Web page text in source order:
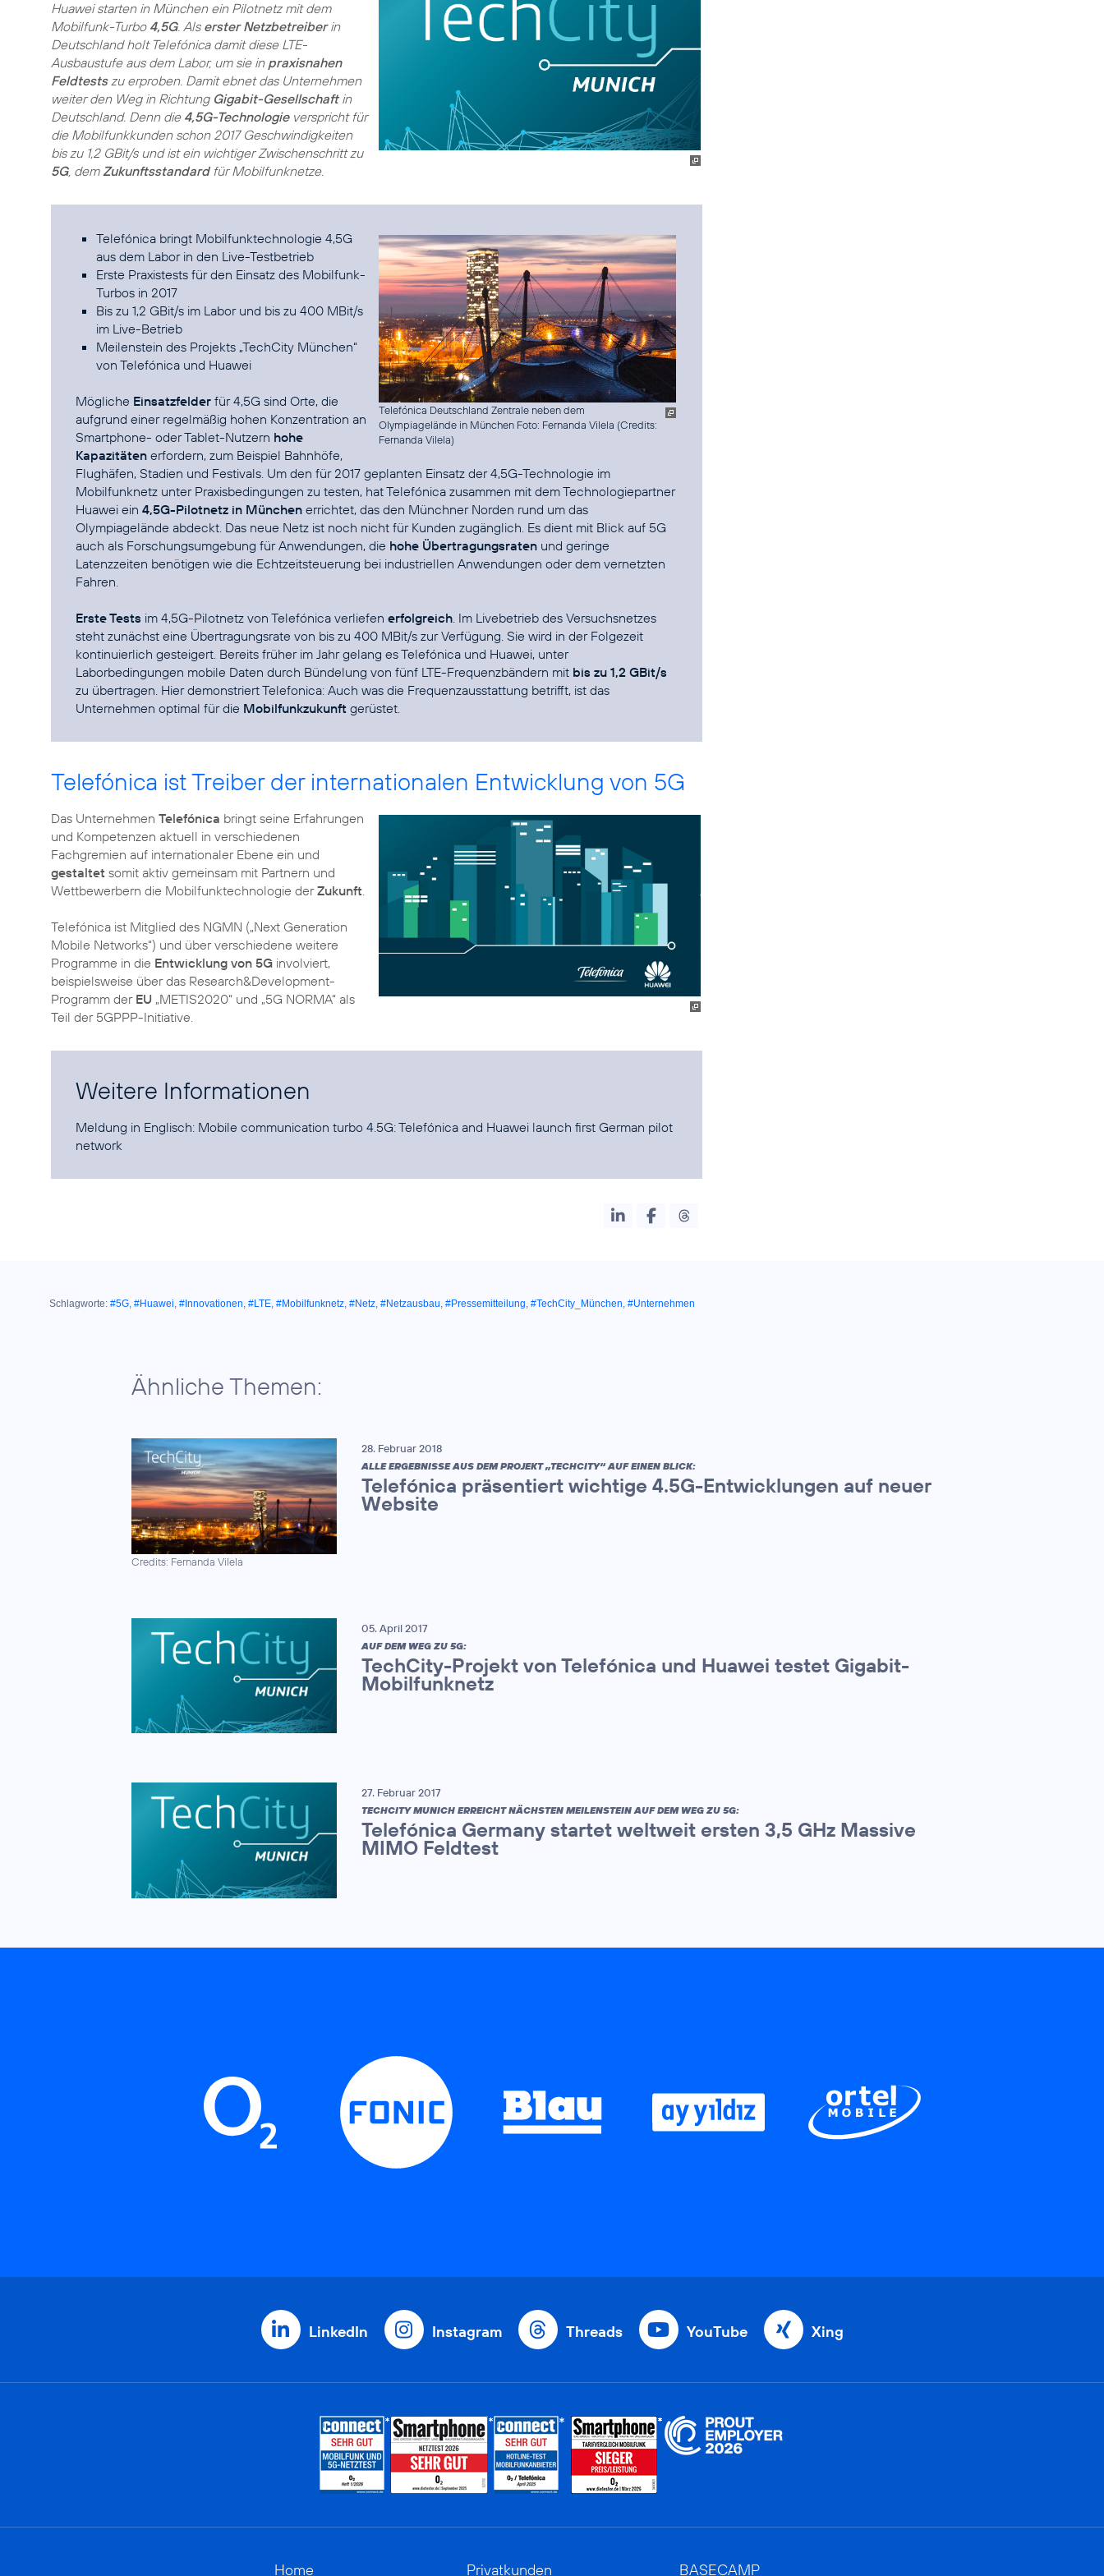
Huawei starten in München ein Pilotnetz mit dem
Mobilfunk-Turbo 4,5G. Als erster Netzbetreiberin
Deutschland holt Telefónica damit diese LTE-
Ausbaustufe aus dem Labor, um sie in praxisnahen
Feldtestszu erproben. Damit ebnet das Unternehmen
weiter den Weg in Richtung Gigabit-Gesellschaftin
Deutschland. Denn die 4,5G-Technologieverspricht für
die Mobilfunkkunden schon 2017 Geschwindigkeiten
bis zu 1,2 GBit/s und ist ein wichtiger Zwischenschritt zu
5G, demZukunftsstandardfür Mobilfunknetze.
Telefónica Deutschland Zentrale neben dem
Olympiagelände in München Foto: Fernanda Vilela (Credits:
Fernanda Vilela)
Telefónica bringt Mobilfunktechnologie 4,5G
aus dem Labor in den Live-Testbetrieb
Erste Praxistests für den Einsatz des Mobilfunk-
Turbos in 2017
Bis zu 1,2 GBit/s im Labor und bis zu 400 MBit/s
im Live-Betrieb
Meilenstein des Projekts „TechCity München“
von Telefónica und Huawei
Mögliche Einsatzfelder für 4,5G sind Orte, die
aufgrund einer regelmäßig hohen Konzentration an
Smartphone- oder Tablet-Nutzern hohe
Kapazitäten erfordern, zum Beispiel Bahnhöfe,
Flughäfen, Stadien und Festivals. Um den für 2017 geplanten Einsatz der 4,5G-Technologie im
Mobilfunknetz unter Praxisbedingungen zu testen, hat Telefónica zusammen mit dem Technologiepartner
Huawei ein 4,5G-Pilotnetz in München errichtet, das den Münchner Norden rund um das
Olympiagelände abdeckt. Das neue Netz ist noch nicht für Kunden zugänglich. Es dient mit Blick auf 5G
auch als Forschungsumgebung für Anwendungen, die hohe Übertragungsraten und geringe
Latenzzeiten benötigen wie die Echtzeitsteuerung bei industriellen Anwendungen oder dem vernetzten
Fahren.
Erste Tests im 4,5G-Pilotnetz von Telefónica verliefen erfolgreich. Im Livebetrieb des Versuchsnetzes
steht zunächst eine Übertragungsrate von bis zu 400 MBit/s zur Verfügung. Sie wird in der Folgezeit
kontinuierlich gesteigert. Bereits früher im Jahr gelang es Telefónica und Huawei, unter
Laborbedingungen mobile Daten durch Bündelung von fünf LTE-Frequenzbändern mit bis zu 1,2 GBit/s
zu übertragen. Hier demonstriert Telefonica: Auch was die Frequenzausstattung betrifft, ist das
Unternehmen optimal für die Mobilfunkzukunft gerüstet.
Telefónica ist Treiber der internationalen Entwicklung von 5G
Das Unternehmen Telefónica bringt seine Erfahrungen
und Kompetenzen aktuell in verschiedenen
Fachgremien auf internationaler Ebene ein und
gestaltet somit aktiv gemeinsam mit Partnern und
Wettbewerbern die Mobilfunktechnologie derZukunft.
Telefónica ist Mitglied des NGMN („Next Generation
Mobile Networks“) und über verschiedene weitere
Programme in die Entwicklung von 5G involviert,
beispielsweise über das Research&Development-
Programm der EU „METIS2020“ und „5G NORMA“ als
Teil der 5GPPP-Initiative.
Weitere Informationen
Meldung in Englisch: Mobile communication turbo 4.5G: Telefónica and Huawei launch first German pilot
network
Schlagworte: #5G, #Huawei, #Innovationen, #LTE, #Mobilfunknetz, #Netz, #Netzausbau, #Pressemitteilung, #TechCity_München, #Unternehmen
Ähnliche Themen:
Credits: Fernanda Vilela
28. Februar 2018
ALLE ERGEBNISSE AUS DEM PROJEKT „TECHCITY“ AUF EINEN BLICK:
Telefónica präsentiert wichtige 4.5G-Entwicklungen auf neuer
Website
05. April 2017
AUF DEM WEG ZU 5G:
TechCity-Projekt von Telefónica und Huawei testet Gigabit-
Mobilfunknetz
27. Februar 2017
TECHCITY MUNICH ERREICHT NÄCHSTEN MEILENSTEIN AUF DEM WEG ZU 5G:
Telefónica Germany startet weltweit ersten 3,5 GHz Massive
MIMO Feldtest
LinkedIn Instagram Threads YouTube Xing
Home Privatkunden BASECAMP